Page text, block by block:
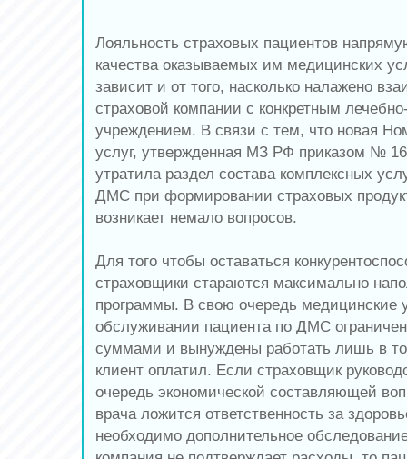
Лояльность страховых пациентов
качества оказываемых им медицинских
зависит и от того, насколько налажено
страховой компании с конкретным
учреждением. В связи с тем, что новая
услуг, утвержденная МЗ РФ приказом №
утратила раздел состава комплексных
ДМС при формировании страховых
возникает немало вопросов.
Для того чтобы оставаться
страховщики стараются максимально
программы. В свою очередь медицинские
обслуживании пациента по ДМС
суммами и вынуждены работать лишь в
клиент оплатил. Если страховщик
очередь экономической составляющей
врача ложится ответственность за
необходимо дополнительное